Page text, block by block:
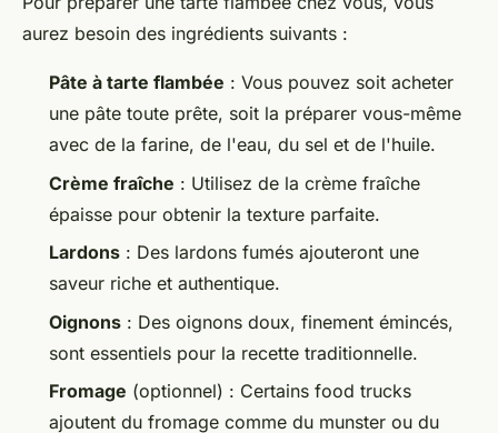
aurez besoin des ingrédients suivants :
Pâte à tarte flambée : Vous pouvez soit acheter
une pâte toute prête, soit la préparer vous-même
avec de la farine, de l'eau, du sel et de l'huile.
Crème fraîche : Utilisez de la crème fraîche
épaisse pour obtenir la texture parfaite.
Lardons : Des lardons fumés ajouteront une
saveur riche et authentique.
Oignons : Des oignons doux, finement émincés,
sont essentiels pour la recette traditionnelle.
Fromage (optionnel) : Certains food trucks
ajoutent du fromage comme du munster ou du